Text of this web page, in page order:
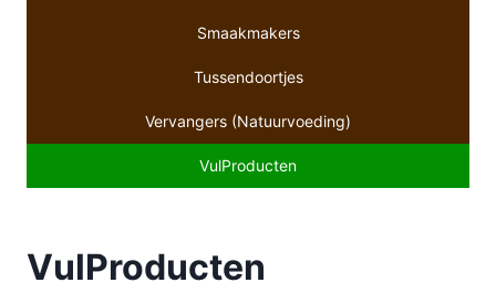
Smaakmakers
Tussendoortjes
Vervangers (Natuurvoeding)
VulProducten
VulProducten